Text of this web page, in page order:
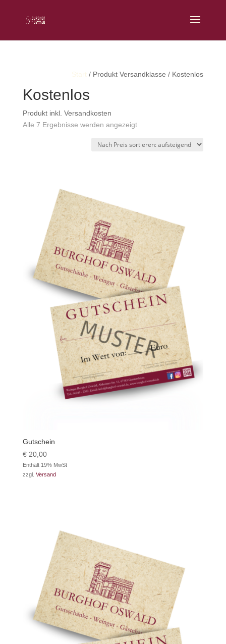
Start / Produkt Versandklasse / Kostenlos
Kostenlos
Produkt inkl. Versandkosten
Alle 7 Ergebnisse werden angezeigtNach
sortiert:
Gutschein
€20,00
Enthält 19% MwSt
zzgl. Versand